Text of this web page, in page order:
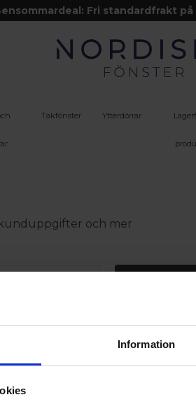
Information
Fri standardfrakt
Takfönster Ytterdörrar
och mer